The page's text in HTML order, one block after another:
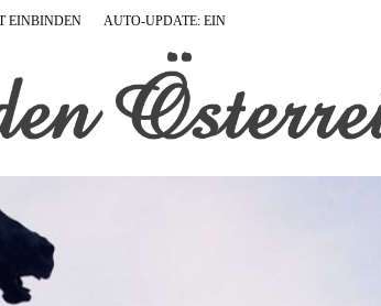
EINBINDEN AUTO-UPDATE: EIN